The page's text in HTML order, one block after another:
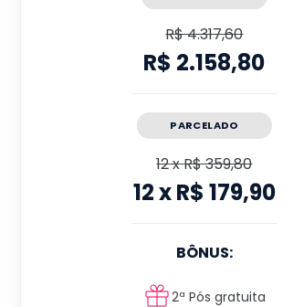
R$ 4.317,60
R$ 2.158,80
PARCELADO
12xR$ 359,80
12xR$ 179,90
BÔNUS:
2ª Pós gratuita